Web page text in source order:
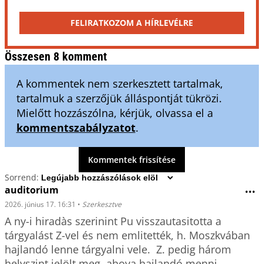
FELIRATKOZOM A HÍRLEVÉLRE
Összesen 8 komment
A kommentek nem szerkesztett tartalmak,
tartalmuk a szerzőjük álláspontját tükrözi.
Mielőtt hozzászólna, kérjük, olvassa el a
kommentszabályzatot.
Kommentek frissítése
Sorrend:
auditorium •••
2026. június 17. 16:31 • Szerkesztve
A ny-i hiradàs szerinint Pu visszautasitotta a
tárgyalást Z-vel és nem emlitették, h. Moszkvában
hajlandó lenne tárgyalni vele.  Z. pedig három